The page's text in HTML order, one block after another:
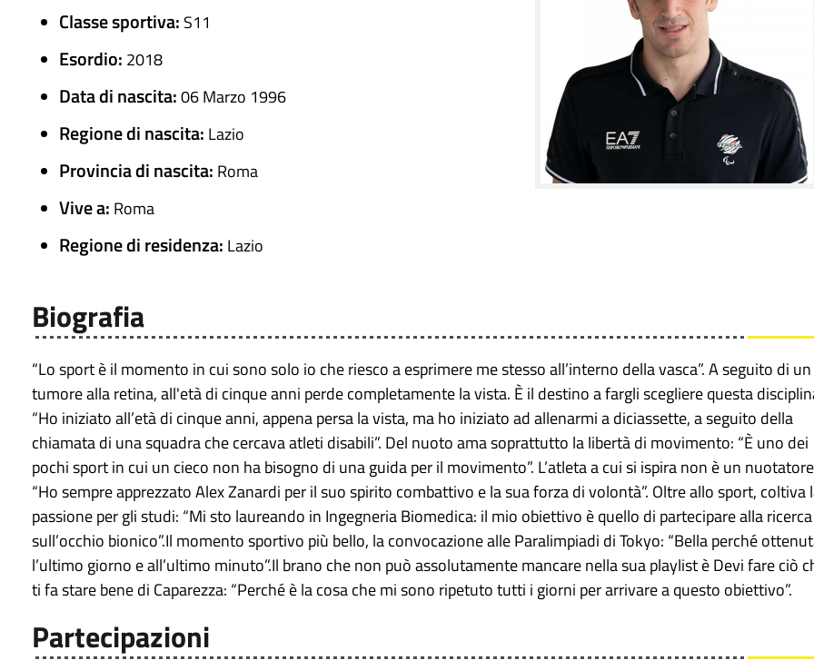
Classe sportiva: S11
Esordio: 2018
Data di nascita:06 Marzo 1996
Regione di nascita: Lazio
Provincia di nascita: Roma
Vive a: Roma
Regione di residenza: Lazio
Biografia
“Lo sport è il momento in cui sono solo io che riesco a esprimere me stesso all’interno della vasca”. A seguito di un
tumore alla retina, all'età di cinque anni perde completamente la vista. È il destino a fargli scegliere questa
“Ho iniziato all’età di cinque anni, appena persa la vista, ma ho iniziato ad allenarmi a diciassette, a seguito della
chiamata di una squadra che cercava atleti disabili”. Del nuoto ama soprattutto la libertà di movimento: “È uno dei
pochi sport in cui un cieco non ha bisogno di una guida per il movimento”. L’atleta a cui si ispira non è un
“Ho sempre apprezzato Alex Zanardi per il suo spirito combattivo e la sua forza di volontà”. Oltre allo sport, coltiva
passione per gli studi: “Mi sto laureando in Ingegneria Biomedica: il mio obiettivo è quello di partecipare alla ricerca
sull’occhio bionico”.Il momento sportivo più bello, la convocazione alle Paralimpiadi di Tokyo: “Bella perché
l’ultimo giorno e all’ultimo minuto”.Il brano che non può assolutamente mancare nella sua playlist è Devi fare ciò
ti fa stare bene di Caparezza: “Perché è la cosa che mi sono ripetuto tutti i giorni per arrivare a questo obiettivo”.
Partecipazioni